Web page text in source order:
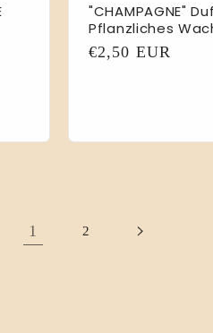
"CHAMPAGNE"
Pflanzliches
Normaler
€2,50 EUR
1 2